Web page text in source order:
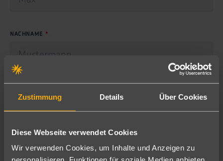
Zustimmung Details Über Cookies
Diese Webseite verwendet Cookies
Wir verwenden Cookies, um Inhalte und Anzeigen zu
NACHNAME
E-MAIL